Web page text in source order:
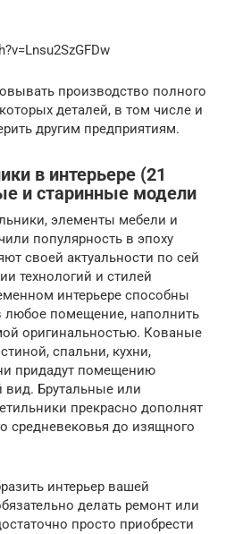
производство полного
деталей, в том числе и
другим предприятиям.
в интерьере (21
и старинные модели
элементы мебели и
популярность в эпоху
своей актуальности по сей
технологий и стилей
интерьере способны
любое помещение, наполнить
оригинальностью. Кованые
спальни, кухни,
придадут помещению
Брутальные или
прекрасно дополнят
средневековья до изящного
интерьер вашей
делать ремонт или
просто приобрести